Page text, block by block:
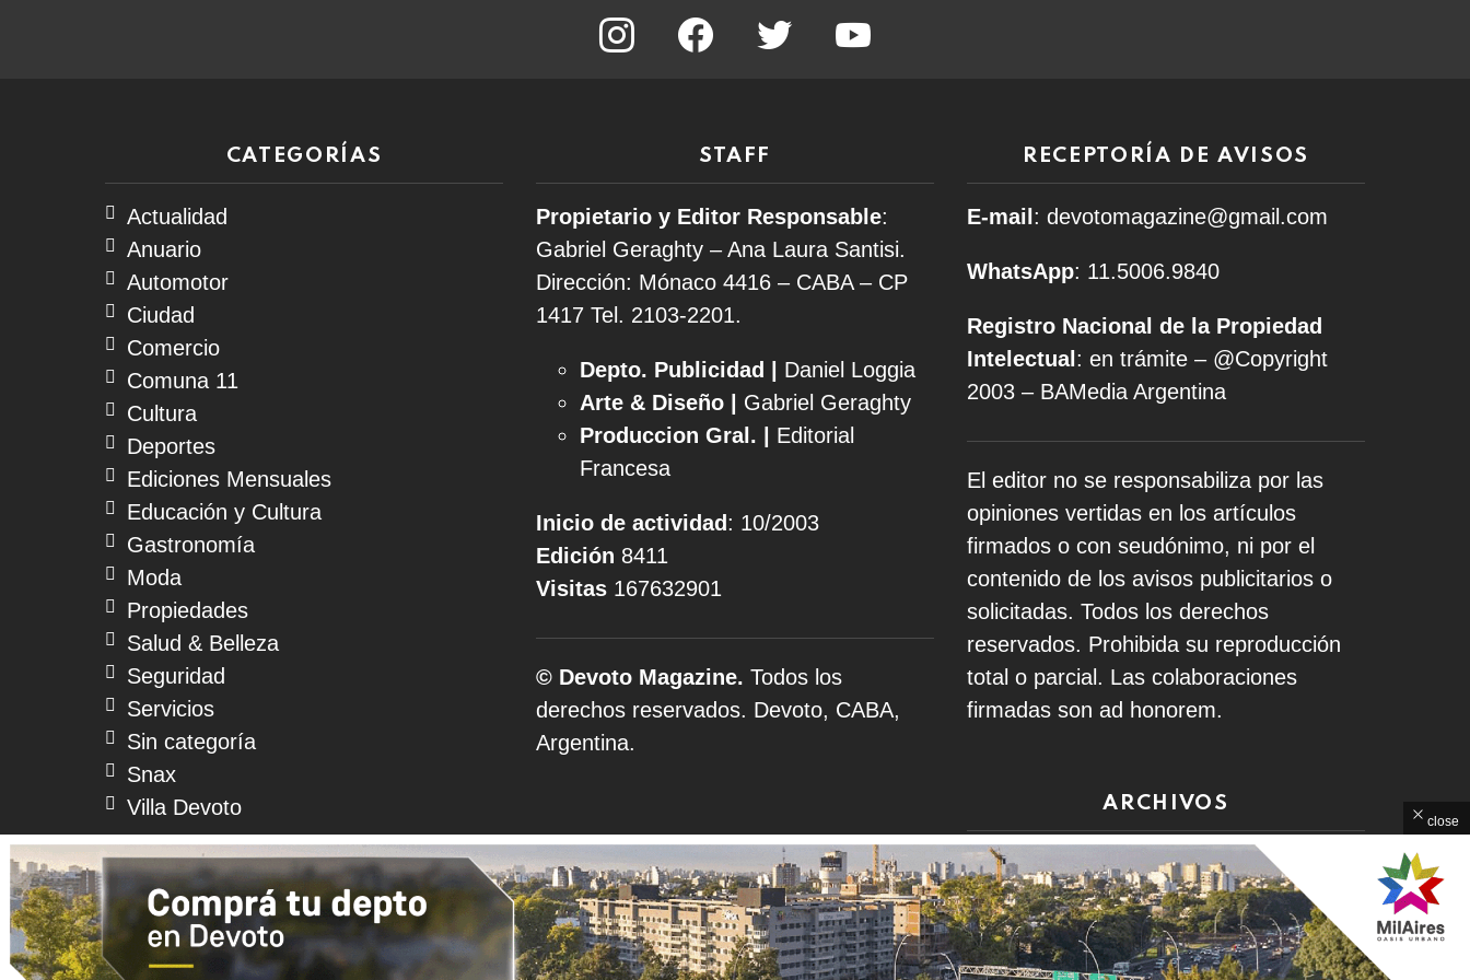
instagram facebook twitter
CATEGORÍAS
Actualidad
Anuario
Automotor
Ciudad
Comercio
Comuna 11
Cultura
Deportes
Ediciones Mensuales
Educación y Cultura
Gastronomía
Moda
Propiedades
Salud & Belleza
Seguridad
Servicios
Sin categoría
Snax
Villa Devoto
STAFF
Propietario y Editor Responsable:
Gabriel Geraghty – Ana Laura Santisi.
Dirección: Mónaco 4416 – CABA – CP
1417 Tel. 2103-2201.
Depto. Publicidad |
Daniel Loggia
Arte & Diseño | Gabriel Geraghty
Produccion Gral. |
Editorial
Francesa
Inicio de actividad : 10/2003
Edición 8411
Visitas 167632901
© Devoto Magazine. Todos los
derechos reservados. Devoto, CABA,
Argentina.
RECEPTORÍA DE AVISOS
E-mail : devotomagazine@gmail.com
WhatsApp: 11.5006.9840
Registro Nacional de la Propiedad
Intelectual : en trámite – @Copyright
2003 – BAMedia Argentina
El editor no se responsabiliza por las
opiniones vertidas en los artículos
firmados o con seudónimo, ni por el
contenido de los avisos publicitarios o
solicitadas. Todos los derechos
reservados. Prohibida su reproducción
total o parcial. Las colaboraciones
firmadas son ad honorem.
ARCHIVOS
Archivos
close